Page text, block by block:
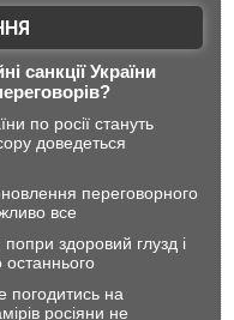
санкції України
по росії стануть
доведеться
переговорного
все
здоровий глузд і
погодитись на
росіяни не